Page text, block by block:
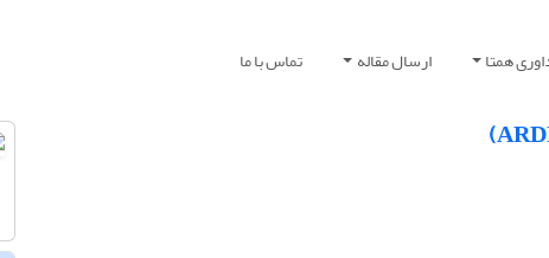
همتا ارسال مقاله تماس با ما